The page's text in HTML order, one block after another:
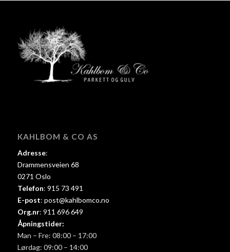
KAHLBOM & CO AS
Adresse:
Drammensveien 68
0271 Oslo
Telefon: 915 73 491
E-post: post@kahlbomco.no
Org.nr: 911 696 649
Åpningstider:
Man – Fre: 08:00 – 17:00
Lørdag: 09:00 – 14:00